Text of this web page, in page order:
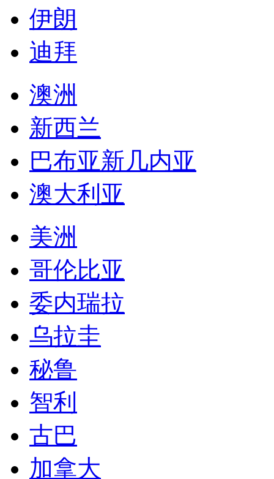
伊朗
迪拜
澳洲
新西兰
巴布亚新几内亚
澳大利亚
美洲
哥伦比亚
委内瑞拉
乌拉圭
秘鲁
智利
古巴
加拿大